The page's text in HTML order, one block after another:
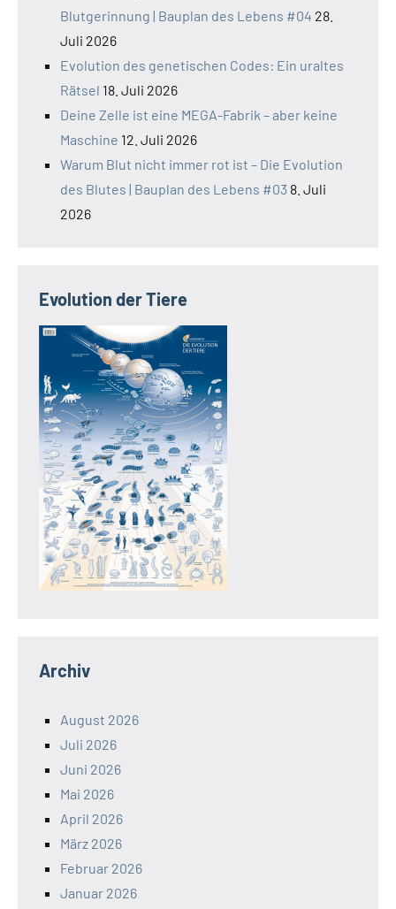
Blutgerinnung | Bauplan des Lebens #04 28.
Juli 2026
Evolution des genetischen Codes: Ein uraltes
Rätsel 18. Juli 2026
Deine Zelle ist eine MEGA-Fabrik – aber keine
Maschine 12. Juli 2026
Warum Blut nicht immer rot ist – Die Evolution
des Blutes | Bauplan des Lebens #03 8. Juli
2026
Evolution der Tiere
Archiv
August 2026
Juli 2026
Juni 2026
Mai 2026
April 2026
März 2026
Februar 2026
Januar 2026